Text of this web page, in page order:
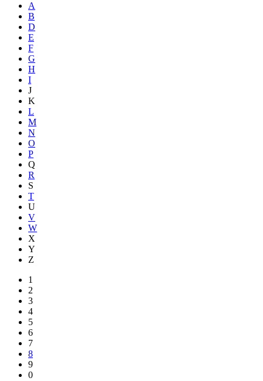
A
B
D
E
F
G
H
I
J
K
L
M
N
O
P
Q
R
S
T
U
V
W
X
Y
Z
1
2
3
4
5
6
7
8
9
0